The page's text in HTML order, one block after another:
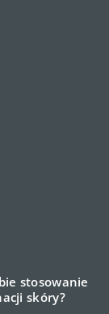
stosowanie
skóry?